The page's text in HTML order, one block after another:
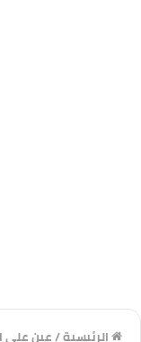
الرئيسية/عين على